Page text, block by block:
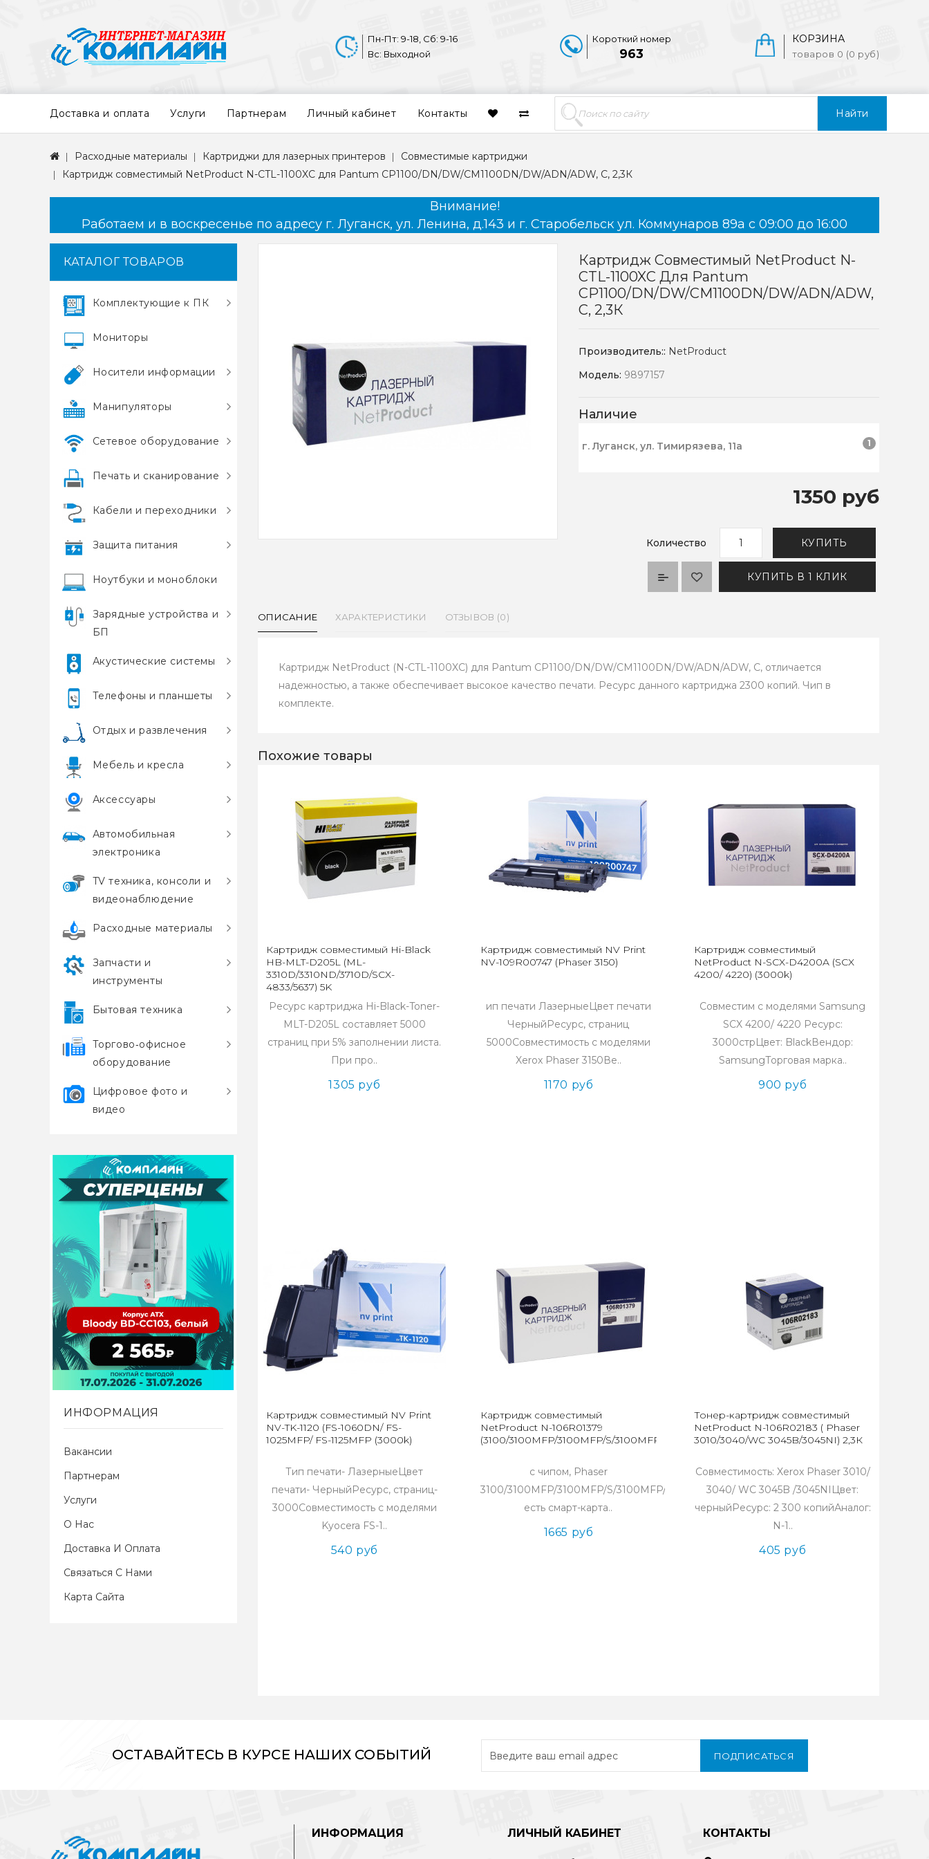
Найти
КОРЗИНА
товаров 0 (0 руб)
Короткий номер
963
Пн-Пт: 9-18, Сб: 9-16
Вс: Выходной
Доставка и оплата Услуги Партнерам Личный кабинет Контакты
Расходные материалы Картриджи для лазерных принтеров
Совместимые картриджи
Картридж совместимый NetProduct N-CTL-1100XC для Pantum CP1100/DN/DW/CM1100DN/DW/ADN/ADW, C, 2,3К
Внимание!
Работаем и в воскресенье по адресу г. Луганск, ул. Ленина, д.143 и г. Старобельск ул. Коммунаров 89а с 09:00 до 16:00
КАТАЛОГ ТОВАРОВ
Комплектующие к ПК
Мониторы
Носители информации
Манипуляторы
Сетевое оборудование
Печать и сканирование
Кабели и переходники
Защита питания
Ноутбуки и моноблоки
Зарядные устройства и
БП
Акустические системы
Телефоны и планшеты
Отдых и развлечения
Мебель и кресла
Аксессуары
Автомобильная
электроника
TV техника, консоли и
видеонаблюдение
Расходные материалы
Запчасти и
инструменты
Бытовая техника
Торгово‑офисное
оборудование
Цифровое фото и
видео
ИНФОРМАЦИЯ
Вакансии
Партнерам
Услуги
О Нас
Доставка И Оплата
Связаться С Нами
Карта Сайта
Картридж Совместимый NetProduct N-
CTL-1100XC Для Pantum
CP1100/DN/DW/CM1100DN/DW/ADN/ADW,
C, 2,3К
Производитель:: NetProduct
Модель: 9897157
Наличие
г. Луганск, ул. Тимирязева, 11а 1
1350 руб
Количество КУПИТЬ
КУПИТЬ В 1 КЛИК
ОПИСАНИЕ ХАРАКТЕРИСТИКИ ОТЗЫВОВ (0)
Картридж NetProduct (N-CTL-1100XC) для Pantum CP1100/DN/DW/CM1100DN/DW/ADN/ADW, C, отличается
надежностью, а также обеспечивает высокое качество печати. Ресурс данного картриджа 2300 копий. Чип в
комплекте.
Похожие товары
Картридж совместимый Hi-Black
HB-MLT-D205L (ML-
3310D/3310ND/3710D/SCX-
4833/5637) 5K
Ресурс картриджа Hi-Black-Toner-
MLT-D205L составляет 5000
страниц при 5% заполнении листа.
При про..
1305 руб
Картридж совместимый NV Print
NV-109R00747 (Phaser 3150)
ип печати ЛазерныеЦвет печати
ЧерныйРесурс, страниц
5000Совместимость с моделями
Xerox Phaser 3150Ве..
1170 руб
Картридж совместимый
NetProduct N-SCX-D4200A (SCX
4200/ 4220) (3000k)
Совместим с моделями Samsung
SCX 4200/ 4220 Ресурс:
3000стрЦвет: BlackВендор:
SamsungТорговая марка..
900 руб
Картридж совместимый NV Print
NV-TK-1120 (FS-1060DN/ FS-
1025MFP/ FS-1125MFP (3000k)
Тип печати- ЛазерныеЦвет
печати- ЧерныйРесурс, страниц-
3000Совместимость с моделями
Kyocera FS-1..
540 руб
Картридж совместимый
NetProduct N-106R01379
(3100/3100MFP/3100MFP/S/3100MFP/X)
с чипом, Phaser
3100/3100MFP/3100MFP/S/3100MFP/X,
есть смарт-карта..
1665 руб
Тонер-картридж совместимый
NetProduct N-106R02183 ( Phaser
3010/3040/WC 3045B/3045NI) 2,3К
Совместимость: Xerox Phaser 3010/
3040/ WC 3045B /3045NIЦвет:
черныйРесурс: 2 300 копийАналог:
N-1..
405 руб
ОСТАВАЙТЕСЬ В КУРСЕ НАШИХ СОБЫТИЙ ПОДПИСАТЬСЯ
ИНФОРМАЦИЯ ЛИЧНЫЙ КАБИНЕТ КОНТАКТЫ